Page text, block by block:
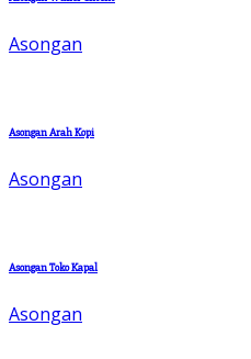
Asongan
Asongan Arah Kopi
Asongan
Asongan Toko Kapal
Asongan